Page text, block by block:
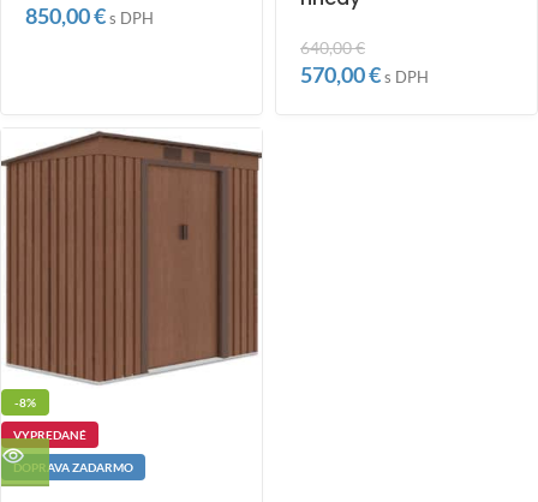
850,00€s DPH
640,00€
570,00€s DPH
-8%
VYPREDANÉ
DOPRAVA ZADARMO